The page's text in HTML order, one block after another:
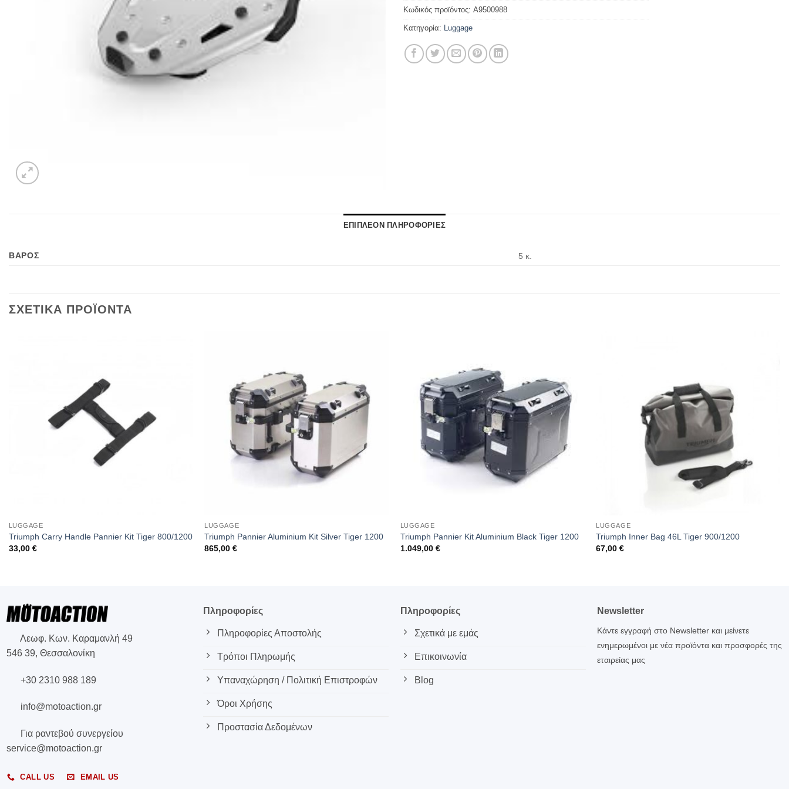
Κωδικός προϊόντος: A9500988
Κατηγορία: Luggage
ΕΠΙΠΛΕΟΝ ΠΛΗΡΟΦΟΡΙΕΣ
ΒΑΡΟΣ 5 κ.
ΣΧΕΤΙΚΑ ΠΡΟΪΟΝΤΑ
LUGGAGE
Triumph Carry Handle Pannier Kit Tiger 800/1200
33,00 €
LUGGAGE
Triumph Pannier Aluminium Kit Silver Tiger 1200
865,00€
LUGGAGE
Triumph Pannier Kit Aluminium Black Tiger 1200
1.049,00 €
LUGGAGE
Triumph Inner Bag 46L Tiger 900/1200
67,00€
Λεωφ. Κων. Καραμανλή 49
546 39, Θεσσαλονίκη
+30 2310 988 189
info@motoaction.gr
Για ραντεβού συνεργείου
service@motoaction.gr
CALL US EMAIL US
Πληροφορίες
Πληροφορίες Αποστολής
Τρόποι Πληρωμής
Υπαναχώρηση / Πολιτική Επιστροφών
Όροι Χρήσης
Προστασία Δεδομένων
Πληροφορίες
Σχετικά με εμάς
Επικοινωνία
Blog
Newsletter
Κάντε εγγραφή στο Newsletter και μείνετε
ενημερωμένοι με νέα προϊόντα και προσφορές της
εταιρείας μας